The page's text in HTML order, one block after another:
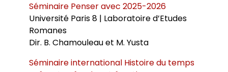
Séminaire Penser avec 2025-2026
Université Paris 8 | Laboratoire d’Etudes
Romanes
Dir. B. Chamouleau et M. Yusta
Séminaire international Histoire du temps